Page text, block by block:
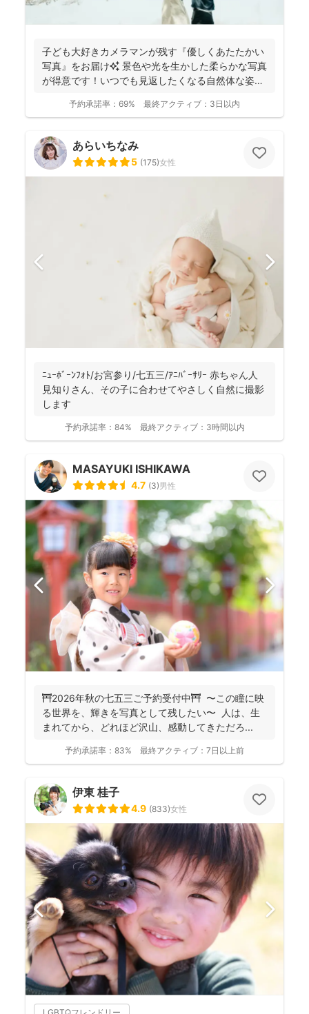
子ども大好きカメラマンが残す『優しくあたたかい
写真』をお届け✨ 景色や光を生かした柔らかな写真
が得意です！いつでも見返したくなる自然体な姿を
予約承諾率： 69% 最終アクティブ： 3日以内
あらいちなみ
5 (175)女性
ﾆｭｰﾎﾞｰﾝﾌｫﾄ/お宮参り/七五三/ｱﾆﾊﾞｰｻﾘｰ 赤ちゃん人
見知りさん、その子に合わせてやさしく自然に撮影
します
予約承諾率： 84% 最終アクティブ： 3時間以内
MASAYUKI ISHIKAWA
4.7 (3)男性
⛩️2026年秋の七五三ご予約受付中⛩️ 〜この瞳に映
る世界を、輝きを写真として残したい〜 人は、生
まれてから、どれほど沢山、感動してきただろ...
予約承諾率： 83% 最終アクティブ： 7日以上前
伊東 桂子
4.9 (833)女性